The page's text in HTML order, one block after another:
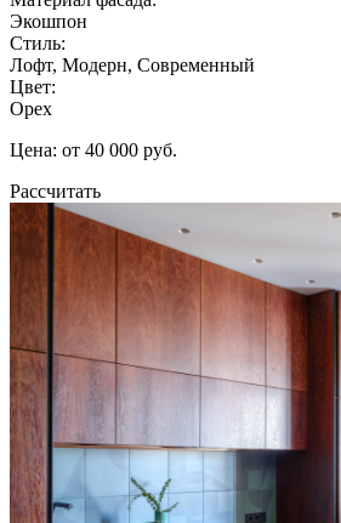
Экошпон
Стиль:
Лофт, Модерн, Современный
Цвет:
Орех
Цена: от 40 000 руб.
Рассчитать